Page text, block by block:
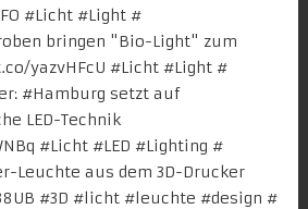
#Licht #Light #
bringen "Bio-Light" zum
yazvHFcU #Licht #Light #
#Hamburg setzt auf
LED-Technik
#Licht #LED #Lighting #
Leuchte aus dem 3D-Drucker
#3D #licht #leuchte #design #